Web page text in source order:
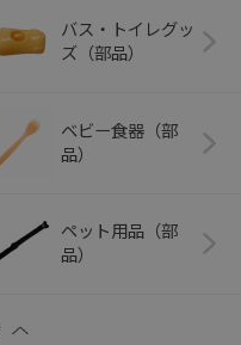
バス・トイレグッ
ズ（部品）
ベビー食器（部
品）
ペット用品（部
品）